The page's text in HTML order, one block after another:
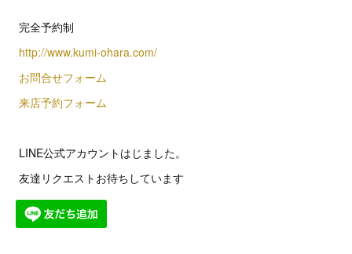
完全予約制
http://www.kumi-ohara.com/
お問合せフォーム
来店予約フォーム
LINE公式アカウントはじました。
友達リクエストお待ちしています